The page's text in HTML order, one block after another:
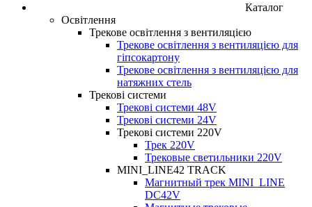
Каталог
Освітлення
Трекове освітлення з вентиляцією
Трекове освітлення з вентиляцією для
гіпсокартону
Трекове освітлення з вентиляцією для
натяжних стель
Трекові системи
Трекові системи 48V
Трекові системи 24V
Трекові системи 220V
Трек 220V
Трековые светильники 220V
MINI_LINE42 TRACK
Магнитный трек MINI_LINE
DC42V